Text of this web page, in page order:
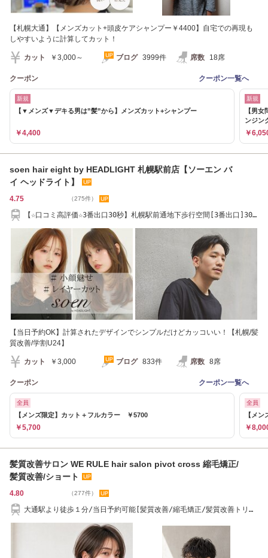
【札幌大通】【メンズカット+頭皮ケアシャンプー￥4400】自宅での再現も
しやすいように計算してカット！
カット ￥3,000～ ブログ 3999件 席数 18席
クーポン クーポン一覧へ
新規
【▼メンズ▼デキる男は”髪”から】メンズカット+シャンプー
￥4,400
新規
【男
ンジン
￥
soen hair eight by HEADLIGHT 札幌駅前店【ソーエン バ
イ ヘッドライト】
4.75 （275件）
【☆口コミ高評価☆3番出口30秒】札幌駅前通地下歩行空間[3番出口]30
【当日予約OK】計算されたデザインでシンプルだけどカッコいい！【札幌/髪
質改善/学割U24】
カット ￥3,000 ブログ 833件 席数 8席
クーポン クーポン一覧へ
全員
【メンズ限定】カット＋フルカラー ￥5700
￥5,700
全員
【メ
￥
髪質改善サロン WE RULE hair salon pivot cross 縮毛矯正/
髪質改善/ショート
4.80 （277件）
大通駅より徒歩１分/当日予約可能[髪質改善/縮毛矯正/髪質改善トリー